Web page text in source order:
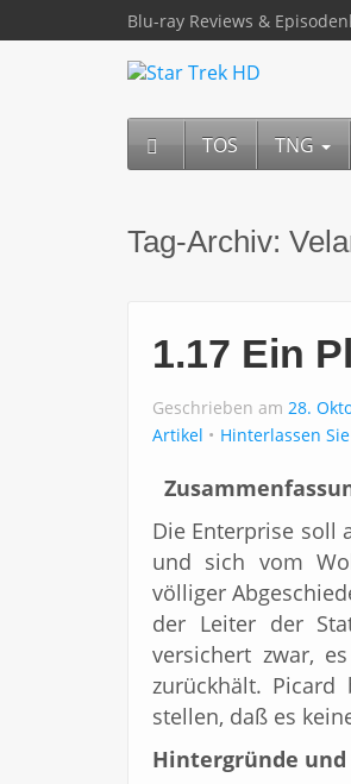
Blu-ray Reviews &
TOS TNG
Tag-Archiv:
1.17 Ein
Geschrieben am 28.
Artikel
Hinterlassen
Die Enterprise soll
und sich vom
völliger
der Leiter der
versichert zwar,
zurückhält. Picard
stellen, daß es
Hintergründe und